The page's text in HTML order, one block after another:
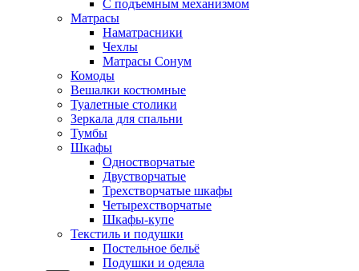
С подъемным механизмом
Матрасы
Наматрасники
Чехлы
Матрасы Сонум
Комоды
Вешалки костюмные
Туалетные столики
Зеркала для спальни
Тумбы
Шкафы
Одностворчатые
Двустворчатые
Трехстворчатые шкафы
Четырехстворчатые
Шкафы-купе
Текстиль и подушки
Постельное бельё
Подушки и одеяла